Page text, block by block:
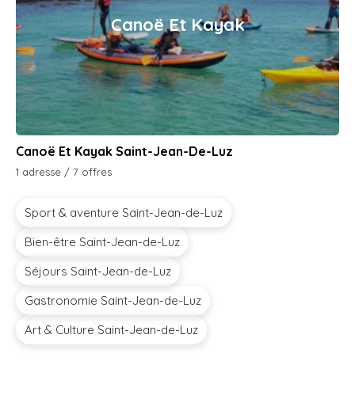
Canoë Et Kayak
Canoë Et Kayak Saint-Jean-De-Luz
1 adresse / 7 offres
Sport & aventure Saint-Jean-de-Luz
Bien-être Saint-Jean-de-Luz
Séjours Saint-Jean-de-Luz
Gastronomie Saint-Jean-de-Luz
Art & Culture Saint-Jean-de-Luz